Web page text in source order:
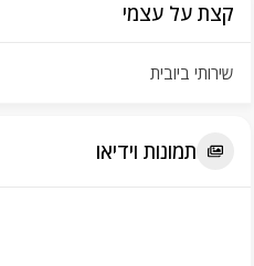
קצת על עצמי
שירותי ביובית
תמונות וידיאו